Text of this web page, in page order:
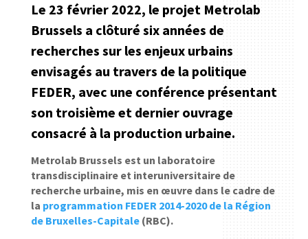
Le 23 février 2022, le projet Metrolab
Brussels a clôturé six années de
recherches sur les enjeux urbains
envisagés au travers de la politique
FEDER, avec une conférence présentant
son troisième et dernier ouvrage
consacré à la production urbaine.
Metrolab Brussels est un laboratoire
transdisciplinaire et interuniversitaire de
recherche urbaine, mis en œuvre dans le cadre de
la programmation FEDER 2014-2020 de la Région
de Bruxelles-Capitale(RBC).